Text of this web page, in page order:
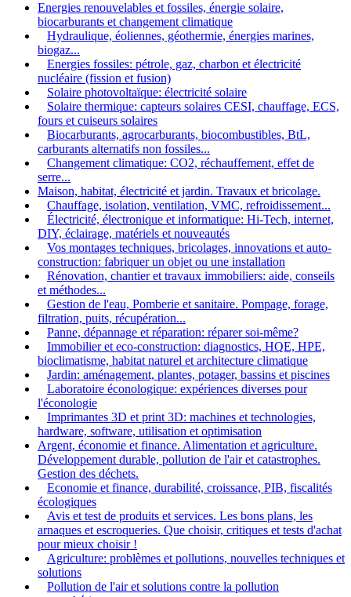
Energies renouvelables et fossiles, énergie solaire,
biocarburants et changement climatique
Hydraulique, éoliennes, géothermie, énergies marines,
biogaz...
Energies fossiles: pétrole, gaz, charbon et électricité
nucléaire (fission et fusion)
Solaire photovoltaïque: électricité solaire
Solaire thermique: capteurs solaires CESI, chauffage, ECS,
fours et cuiseurs solaires
Biocarburants, agrocarburants, biocombustibles, BtL,
carburants alternatifs non fossiles...
Changement climatique: CO2, réchauffement, effet de
serre...
Maison, habitat, électricité et jardin. Travaux et bricolage.
Chauffage, isolation, ventilation, VMC, refroidissement...
Électricité, électronique et informatique: Hi-Tech, internet,
DIY, éclairage, matériels et nouveautés
Vos montages techniques, bricolages, innovations et auto-
construction: fabriquer un objet ou une installation
Rénovation, chantier et travaux immobiliers: aide, conseils
et méthodes...
Gestion de l'eau, Pomberie et sanitaire. Pompage, forage,
filtration, puits, récupération...
Panne, dépannage et réparation: réparer soi-même?
Immobilier et eco-construction: diagnostics, HQE, HPE,
bioclimatisme, habitat naturel et architecture climatique
Jardin: aménagement, plantes, potager, bassins et piscines
Laboratoire éconologique: expériences diverses pour
l'éconologie
Imprimantes 3D et print 3D: machines et technologies,
hardware, software, utilisation et optimisation
Argent, économie et finance. Alimentation et agriculture.
Développement durable, pollution de l'air et catastrophes.
Gestion des déchets.
Economie et finance, durabilité, croissance, PIB, fiscalités
écologiques
Avis et test de produits et services. Les bons plans, les
arnaques et escroqueries. Que choisir, critiques et tests d'achat
pour mieux choisir !
Agriculture: problèmes et pollutions, nouvelles techniques et
solutions
Pollution de l'air et solutions contre la pollution